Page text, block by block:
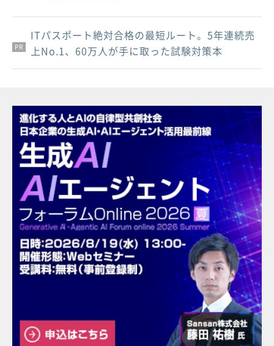
PR
PR
PR
ITパスポート絶対合格の最短ルート。5年連続売
上No.1、60万人が手に取った試験対策本